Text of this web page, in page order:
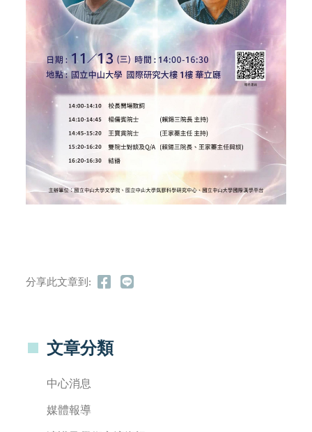
文章分類
中心消息
媒體報導
分享此文章到: